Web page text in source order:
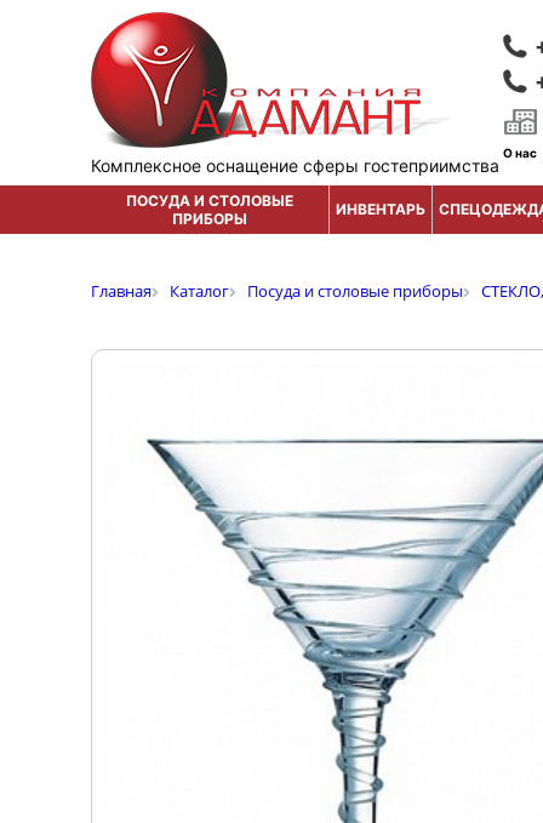
Комплексное оснащение сферы гостеприимства
О нас
ПОСУДА И СТОЛОВЫЕ
ПРИБОРЫ
ИНВЕНТАРЬ
Главная Каталог Посуда и столовые приборы